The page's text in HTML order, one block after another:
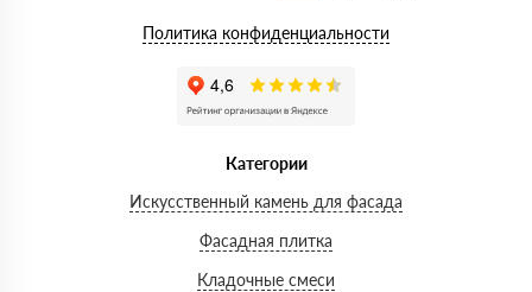
Политика конфиденциальности
Категории
Искусственный камень для фасада
Фасадная плитка
Кладочные смеси